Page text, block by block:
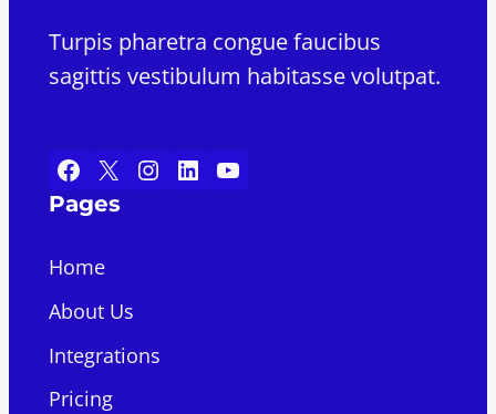
Turpis pharetra congue faucibus
sagittis vestibulum habitasse volutpat.
Facebook X Instagram LinkedIn YouTube
Pages
Home
About Us
Integrations
Pricing